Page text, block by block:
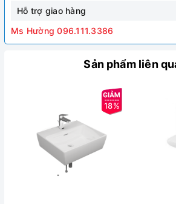
Hỗ trợ giao hàng
Ms Hường 096.111.3386
Sản phẩm liên
18%